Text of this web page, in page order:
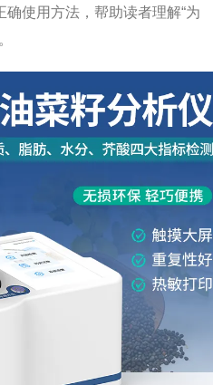
使用方法，帮助读者理解“为